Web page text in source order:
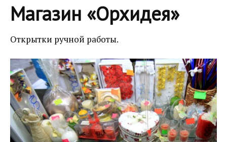
Магазин «Орхидея»
Открытки ручной работы.